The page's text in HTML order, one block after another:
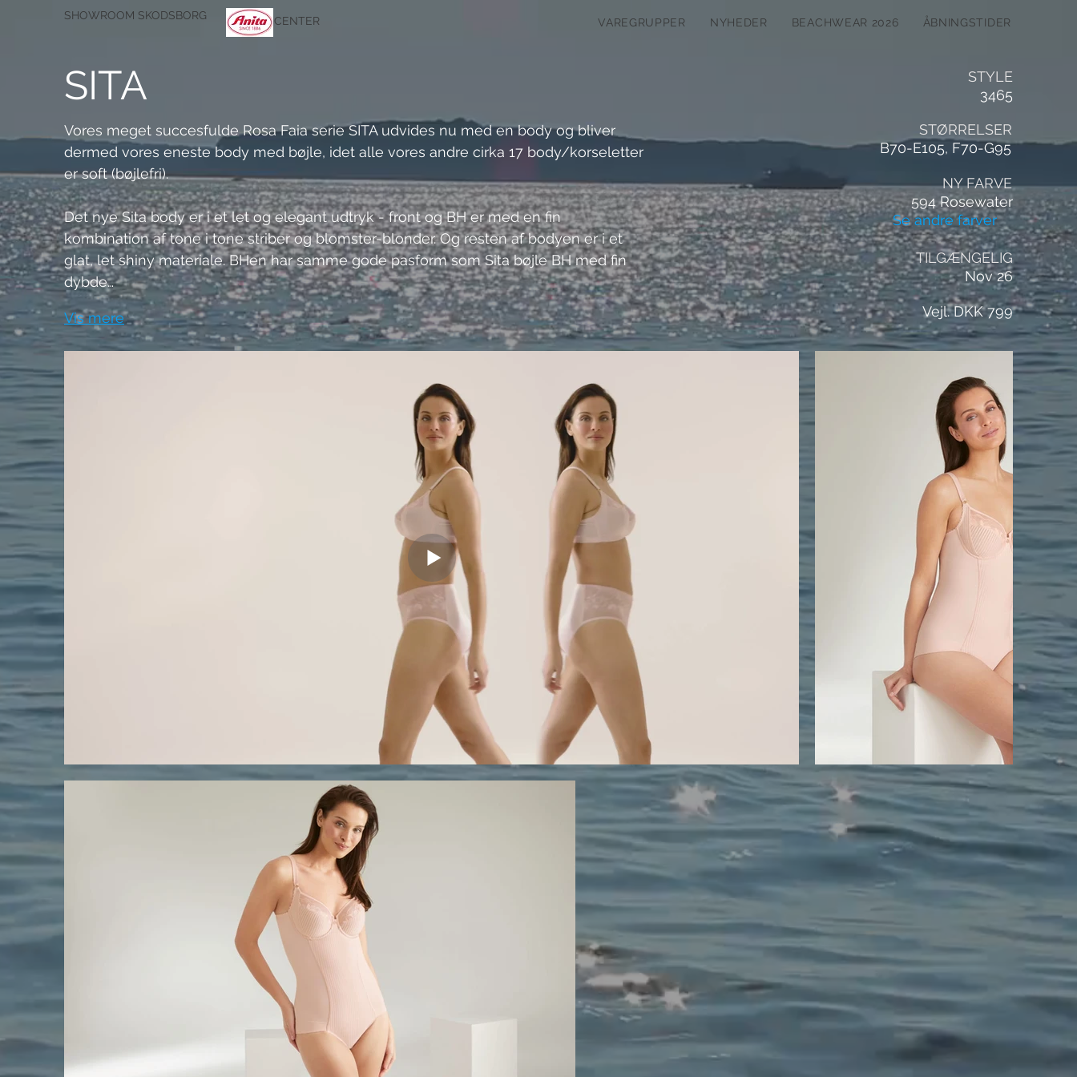
CENTER
SHOWROOM SKODSBORG
VAREGRUPPER NYHEDER BEACHWEAR 2026 ÅBNINGSTIDER
SITA
Vores meget succesfulde Rosa Faia serie SITA udvides nu med en body og bliver
dermed vores eneste body med bøjle, idet alle vores andre cirka 17 body/korseletter
er soft (bøjlefri).
Det nye Sita body er i et let og elegant udtryk - front og BH er med en fin
kombination af tone i tone striber og blomster-blonder. Og resten af bodyen er i et
glat, let shiny materiale. BHen har samme gode pasform som Sita bøjle BH med fin
dybde…
Vis mere
STYLE
3465
STØRRELSER
B70-E105, F70-G95
NY FARVE
594 Rosewater
Se andre farver
TILGÆNGELIG
Nov 26
Vejl. DKK 799